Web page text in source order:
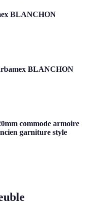
BLANCHON
BLANCHON
commode armoire
garniture style